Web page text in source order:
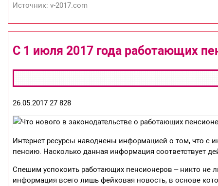
Источник: v-2017.com
С 1 июля 2017 года работающих
26.05.2017 27 828
Интернет ресурсы наводнены информацией о том, что с
пенсию. Насколько данная информация соответствует
Спешим успокоить работающих пенсионеров – никто
информация всего лишь фейковая новость, в основе